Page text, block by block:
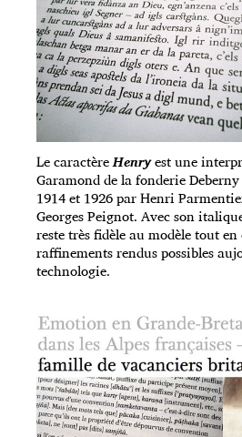
Le caractèreHenryest une
Garamond de la fonderie
1914 et 1926 par Henri
Georges Peignot. Avec son
reste très fidèle au modèle tout
raffinements rendus possibles
technologie.